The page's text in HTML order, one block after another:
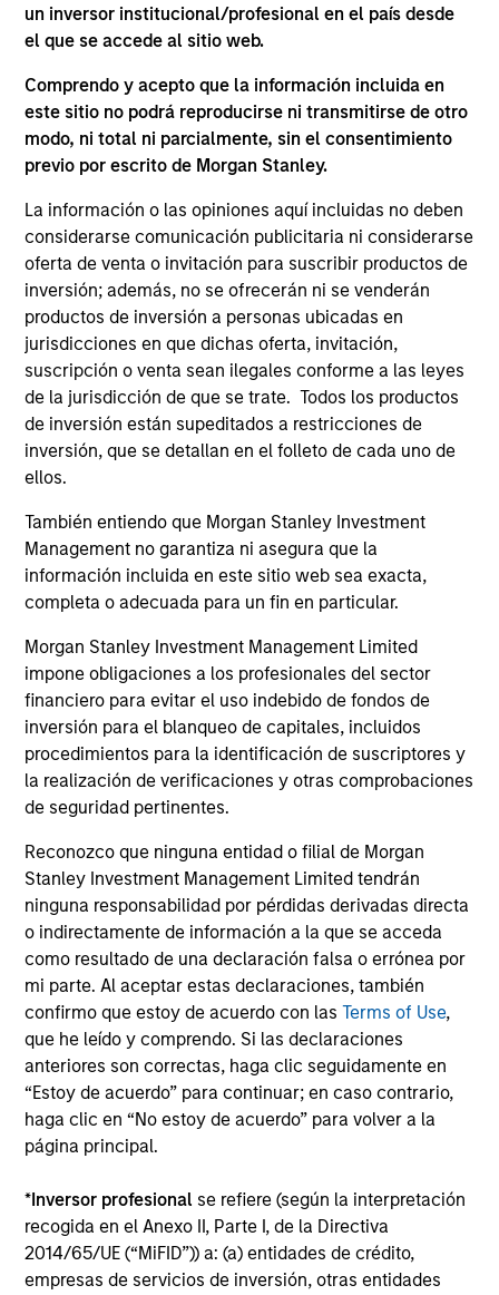
un inversor institucional/profesional en el país desde
el que se accede al sitio web.
Comprendo y acepto que la información incluida en
este sitio no podrá reproducirse ni transmitirse de otro
modo, ni total ni parcialmente, sin el consentimiento
previo por escrito de Morgan Stanley.
La información o las opiniones aquí incluidas no deben
considerarse comunicación publicitaria ni considerarse
oferta de venta o invitación para suscribir productos de
inversión; además, no se ofrecerán ni se venderán
productos de inversión a personas ubicadas en
jurisdicciones en que dichas oferta, invitación,
suscripción o venta sean ilegales conforme a las leyes
de la jurisdicción de que se trate. Todos los productos
de inversión están supeditados a restricciones de
inversión, que se detallan en el folleto de cada uno de
ellos.
También entiendo que Morgan Stanley Investment
Management no garantiza ni asegura que la
información incluida en este sitio web sea exacta,
completa o adecuada para un fin en particular.
Morgan Stanley Investment Management Limited
impone obligaciones a los profesionales del sector
financiero para evitar el uso indebido de fondos de
inversión para el blanqueo de capitales, incluidos
procedimientos para la identificación de suscriptores y
la realización de verificaciones y otras comprobaciones
de seguridad pertinentes.
Reconozco que ninguna entidad o filial de Morgan
Stanley Investment Management Limited tendrán
ninguna responsabilidad por pérdidas derivadas directa
o indirectamente de información a la que se acceda
como resultado de una declaración falsa o errónea por
mi parte. Al aceptar estas declaraciones, también
confirmo que estoy de acuerdo con lasTerms of Use,
que he leído y comprendo. Si las declaraciones
anteriores son correctas, haga clic seguidamente en
“Estoy de acuerdo” para continuar; en caso contrario,
haga clic en “No estoy de acuerdo” para volver a la
página principal.
*Inversor profesional se refiere (según la interpretación
recogida en el Anexo II, Parte I, de la Directiva
2014/65/UE (“MiFID”)) a: (a) entidades de crédito,
empresas de servicios de inversión, otras entidades
he was also valedictorian. He holds the Chartered
Financial Analyst designation.
AIP Hedge Fund Team
Market Neutral Multi-PM Platform
Multi-strategy, multi-manager hedge fund,
overseeing a portfolio of high-quality trading
teams, specializing in fundamental sector-
specific equity long/short, quantitative, and
opportunistic trading strategies.
Hedge Fund Solutions
Offers portfolios that address the unqiue
investment, reporting and admin objectives
Strategic Opportunities
Provides focused exposure on medium
duration opportunistic strategies generally
through hedge fund secondaries and co-
investment opportunities.
ARTÍCULOS RELACIONADOS
ALTS IN FOCUS
Hedge Funds 2026 Outlook